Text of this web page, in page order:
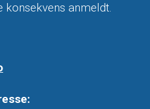
konsekvens anmeldt.